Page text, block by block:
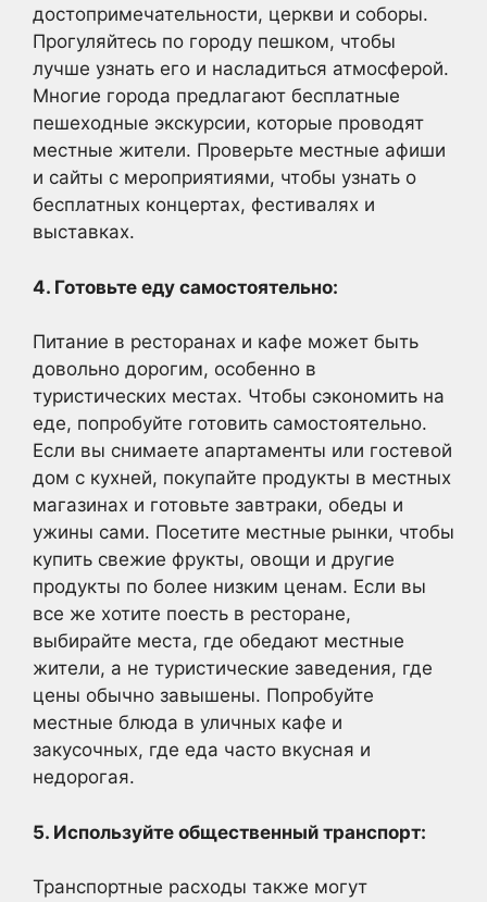
достопримечательности, церкви и соборы.
Прогуляйтесь по городу пешком, чтобы
лучше узнать его и насладиться атмосферой.
Многие города предлагают бесплатные
пешеходные экскурсии, которые проводят
местные жители. Проверьте местные афиши
и сайты с мероприятиями, чтобы узнать о
бесплатных концертах, фестивалях и
выставках.
4. Готовьте еду самостоятельно:
Питание в ресторанах и кафе может быть
довольно дорогим, особенно в
туристических местах. Чтобы сэкономить на
еде, попробуйте готовить самостоятельно.
Если вы снимаете апартаменты или гостевой
дом с кухней, покупайте продукты в местных
магазинах и готовьте завтраки, обеды и
ужины сами. Посетите местные рынки, чтобы
купить свежие фрукты, овощи и другие
продукты по более низким ценам. Если вы
все же хотите поесть в ресторане,
выбирайте места, где обедают местные
жители, а не туристические заведения, где
цены обычно завышены. Попробуйте
местные блюда в уличных кафе и
закусочных, где еда часто вкусная и
недорогая.
5. Используйте общественный транспорт:
Транспортные расходы также могут